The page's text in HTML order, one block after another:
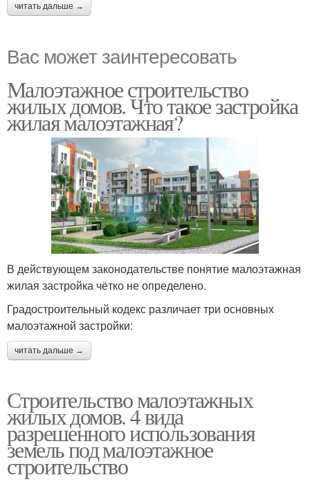
читать дальше →
Вас может заинтересовать
Малоэтажное строительство
жилых домов. Что такое застройка
жилая малоэтажная?
В действующем законодательстве понятие малоэтажная
жилая застройка чётко не определено.
Градостроительный кодекс различает три основных
малоэтажной застройки:
читать дальше →
Строительство малоэтажных
жилых домов. 4 вида
разрешенного использования
земель под малоэтажное
строительство